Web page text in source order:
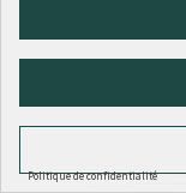
Politique de confidentialité